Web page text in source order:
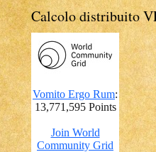
Calcolo distribuito